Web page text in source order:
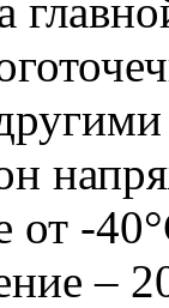
от -
–